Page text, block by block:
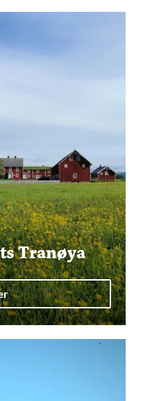
Tranøya